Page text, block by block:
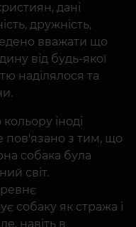
дані
дружність,
вважати що
від будь-якої
наділялося та
іноді
пов'язано з тим, що
собака була
світ.
собаку як стража і
навіть в